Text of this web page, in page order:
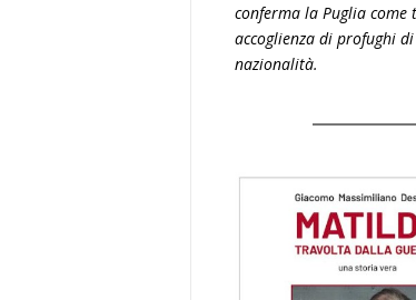
conferma la Puglia come
accoglienza di profughi
nazionalità.